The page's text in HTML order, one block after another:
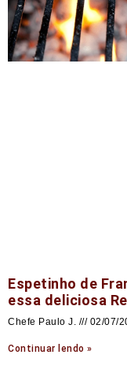
Espetinho de
essa deliciosa
Chefe Paulo J. 02/07/
Continuar lendo »